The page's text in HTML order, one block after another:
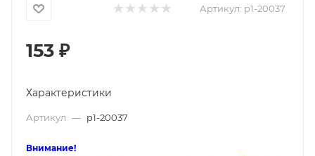
Артикул: p1-20037
153 ₽
Характеристики
Артикул — p1-20037
Внимание!